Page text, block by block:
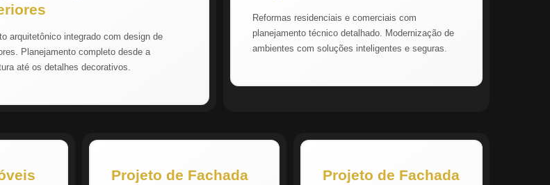
arquitetônico integrado com design de
Planejamento completo desde a
até os detalhes decorativos.
Reformas residenciais e comerciais com
planejamento técnico detalhado. Modernização de
ambientes com soluções inteligentes e seguras.
Projeto de Fachada
Projeto de Fachada